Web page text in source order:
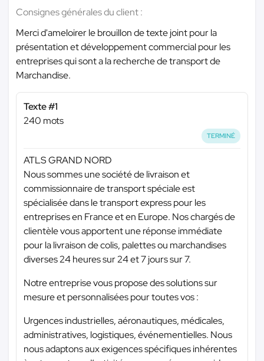
Consignes générales du client :
Merci d'ameloirer le brouillon de texte joint pour la
présentation et développement commercial pour les
entreprises qui sont a la recherche de transport de
Marchandise.
Texte #1
240 mots
TERMINÉ
ATLS GRAND NORD
Nous sommes une société de livraison et
commissionnaire de transport spéciale est
spécialisée dans le transport express pour les
entreprises en France et en Europe. Nos chargés de
clientèle vous apportent une réponse immédiate
pour la livraison de colis, palettes ou marchandises
diverses 24 heures sur 24 et 7 jours sur 7.
Notre entreprise vous propose des solutions sur
mesure et personnalisées pour toutes vos :
Urgences industrielles, aéronautiques, médicales,
administratives, logistiques, événementielles. Nous
nous adaptons aux exigences spécifiques inhérentes